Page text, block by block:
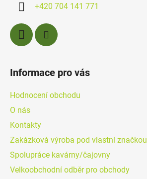
+420 704 141 771
Informace pro vás
Hodnocení obchodu
O nás
Kontakty
Zakázková výroba pod vlastní značkou
Spolupráce kavárny/čajovny
Velkoobchodní odběr pro obchody